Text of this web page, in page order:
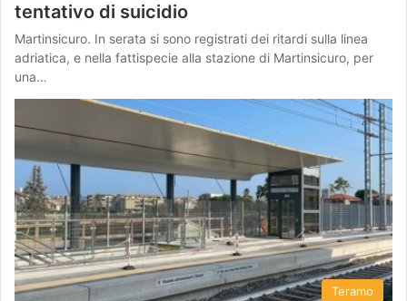
tentativo di suicidio
Martinsicuro. In serata si sono registrati dei ritardi sulla linea
adriatica, e nella fattispecie alla stazione di Martinsicuro, per
una…
Teramo